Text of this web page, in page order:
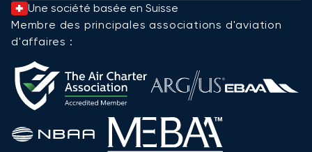
Une société basée en Suisse
Membre des principales associations d'aviation
d'affaires :